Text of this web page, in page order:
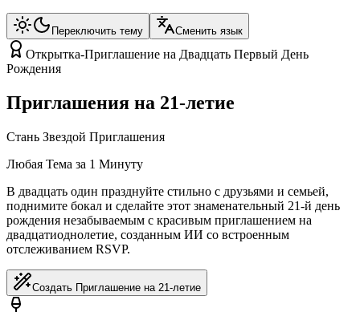
Переключить тему Сменить язык
Открытка-Приглашение на Двадцать Первый День
Рождения
Приглашения на 21-летие
Стань Звездой Приглашения
Любая Тема за 1 Минуту
В двадцать один празднуйте стильно с друзьями и семьей,
поднимите бокал и сделайте этот знаменательный 21-й день
рождения незабываемым с красивым приглашением на
двадцатиоднолетие, созданным ИИ со встроенным
отслеживанием RSVP.
Создать Приглашение на 21-летие